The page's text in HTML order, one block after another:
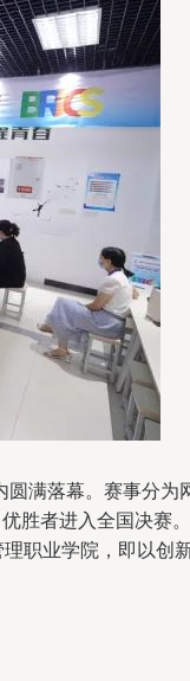
满落幕。赛事分为
胜者进入全国决赛
职业学院，即以创